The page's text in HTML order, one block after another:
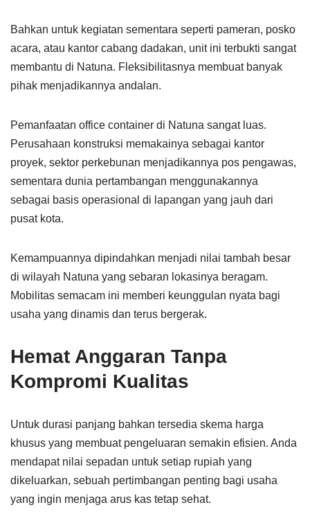
Bahkan untuk kegiatan sementara seperti pameran, posko
acara, atau kantor cabang dadakan, unit ini terbukti sangat
membantu di Natuna. Fleksibilitasnya membuat banyak
pihak menjadikannya andalan.
Pemanfaatan office container di Natuna sangat luas.
Perusahaan konstruksi memakainya sebagai kantor
proyek, sektor perkebunan menjadikannya pos pengawas,
sementara dunia pertambangan menggunakannya
sebagai basis operasional di lapangan yang jauh dari
pusat kota.
Kemampuannya dipindahkan menjadi nilai tambah besar
di wilayah Natuna yang sebaran lokasinya beragam.
Mobilitas semacam ini memberi keunggulan nyata bagi
usaha yang dinamis dan terus bergerak.
Hemat Anggaran Tanpa
Kompromi Kualitas
Untuk durasi panjang bahkan tersedia skema harga
khusus yang membuat pengeluaran semakin efisien. Anda
mendapat nilai sepadan untuk setiap rupiah yang
dikeluarkan, sebuah pertimbangan penting bagi usaha
yang ingin menjaga arus kas tetap sehat.